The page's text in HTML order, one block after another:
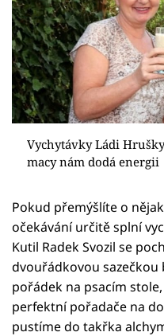
Vychytávky Ládi
macy nám dodá energii
Pokud přemýšlíte o
očekávání určitě splní
Kutil Radek Svozil se
dvouřádkovou sazečkou
pořádek na psacím
perfektní pořadače na
pustíme do takřka